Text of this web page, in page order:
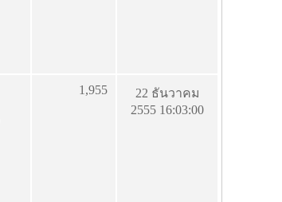
1,955
22 ธันวาคม
2555 16:03:00